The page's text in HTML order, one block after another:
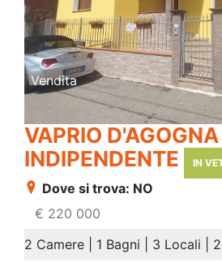
Vendita
VAPRIO
INDIPENDENTE
IN
Dove si trova: NO
€ 220 000
2 Camere | 1 Bagni | 3 Locali |